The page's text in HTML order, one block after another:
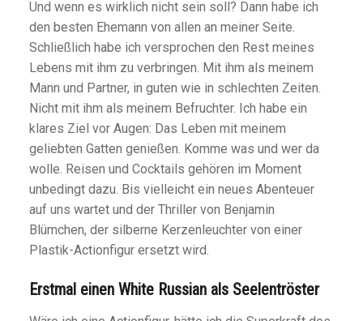
Und wenn es wirklich nicht sein soll? Dann habe ich
den besten Ehemann von allen an meiner Seite.
Schließlich habe ich versprochen den Rest meines
Lebens mit ihm zu verbringen. Mit ihm als meinem
Mann und Partner, in guten wie in schlechten Zeiten.
Nicht mit ihm als meinem Befruchter. Ich habe ein
klares Ziel vor Augen: Das Leben mit meinem
geliebten Gatten genießen. Komme was und wer da
wolle. Reisen und Cocktails gehören im Moment
unbedingt dazu. Bis vielleicht ein neues Abenteuer
auf uns wartet und der Thriller von Benjamin
Blümchen, der silberne Kerzenleuchter von einer
Plastik-Actionfigur ersetzt wird.
Erstmal einen White Russian als Seelentröster